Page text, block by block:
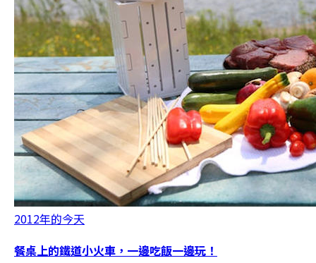
2012年的今天
餐桌上的鐵道小火車，一邊吃飯一邊玩！